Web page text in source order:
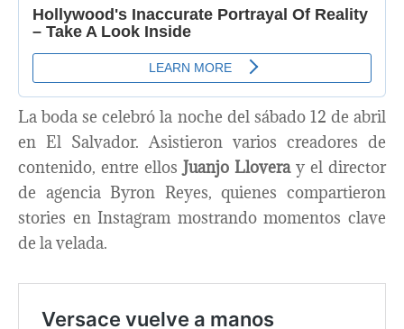
La boda se celebró la noche del sábado 12 de abril
en El Salvador. Asistieron varios creadores de
contenido, entre ellos Juanjo Lloveray el director
de agencia Byron Reyes, quienes compartieron
stories en Instagram mostrando momentos clave
de la velada.